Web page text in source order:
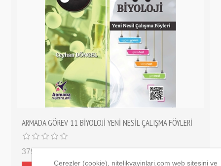
ARMADA GÖREV 11 BİYOLOJİ YENİ NESİL ÇALIŞMA FÖYLERİ
379,00 ₺
Çerezler (cookie), nitelikyayinlari.com web sitesini ve